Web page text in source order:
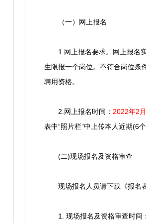
（一）网上报名
1.网上报名要求。网上报名实
生限报一个岗位。不符合岗位条
聘用资格。
2.网上报名时间： 2022年2
表中“照片栏”中上传本人近期(6
(二)现场报名及资格审查
现场报名人员请下载《报名表
1. 现场报名及资格审查时间